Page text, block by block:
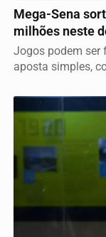
Mega-Sena
milhões neste
Jogos podem ser
aposta simples,